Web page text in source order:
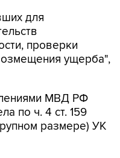
для
проверки
ущерба",
МВД РФ
по ч. 4 ст. 159
размере) УК